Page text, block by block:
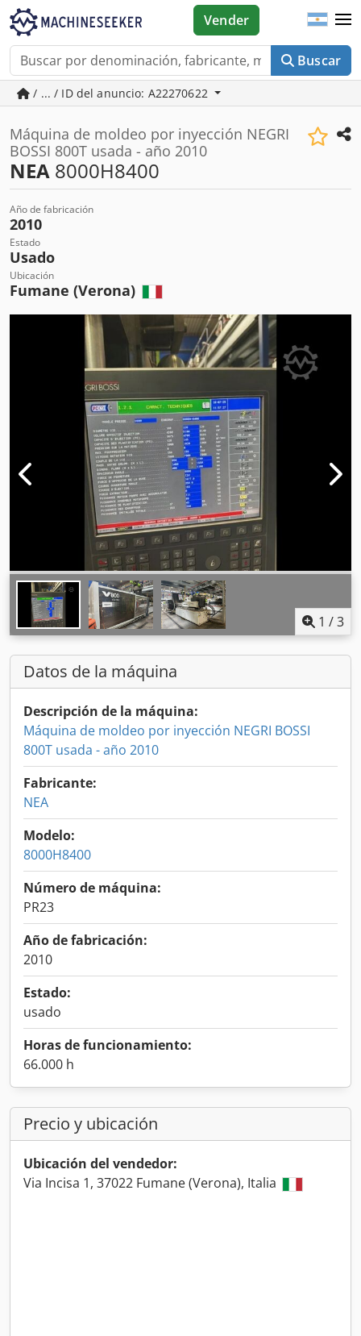
Buscar
Vender
/ ... / ID del anuncio: A22270622
Máquina de moldeo por inyección NEGRI
BOSSI 800T usada - año 2010
NEA 8000H8400
Año de fabricación
2010
Estado
Usado
Ubicación
Fumane (Verona)
1 /3
Datos de la máquina
Descripción de la máquina:
Máquina de moldeo por inyección NEGRI BOSSI
800T usada - año 2010
Fabricante:
NEA
Modelo:
8000H8400
Número de máquina:
PR23
Año de fabricación:
2010
Estado:
usado
Horas de funcionamiento:
66.000 h
Precio y ubicación
Ubicación del vendedor:
Via Incisa 1, 37022 Fumane (Verona), Italia